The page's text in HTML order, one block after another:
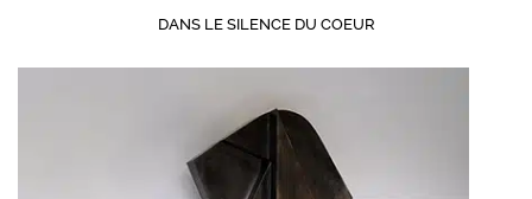
DANS LE SILENCE DU COEUR